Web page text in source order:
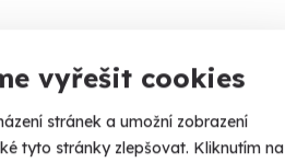
vyřešit cookies
stránek a umožní zobrazení
tyto stránky zlepšovat. Kliknutím na
1 790 Kč